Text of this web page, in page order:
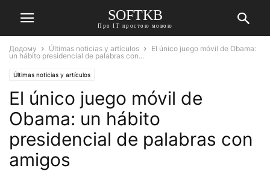
SOFTKB
Про ІТ простою мовою
Додому Últimas noticias y artículos
El único juego móvil de Obama:
un hábito presidencial de palabras con...
Últimas noticias y artículos
El único juego móvil de
Obama: un hábito
presidencial de palabras con
amigos